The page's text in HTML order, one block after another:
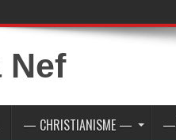
— CHRISTIANISME — —